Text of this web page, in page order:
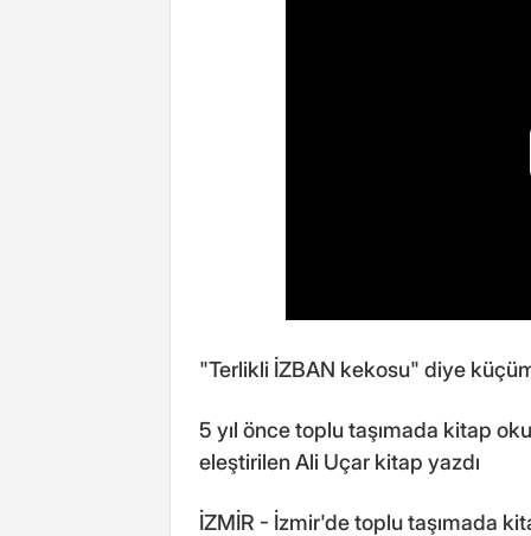
"Terlikli İZBAN kekosu" diye
5 yıl önce toplu taşımada kitap
eleştirilen Ali Uçar kitap yazdı
İZMİR - İzmir'de toplu taşımada